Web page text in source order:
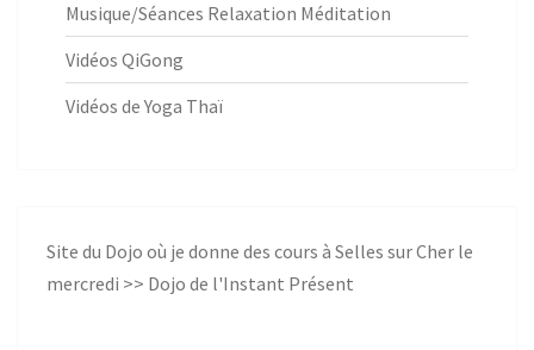
Musique/Séances Relaxation Méditation
Vidéos QiGong
Vidéos de Yoga Thaï
Site du Dojo où je donne des cours à Selles sur Cher le
mercredi >> Dojo de l'Instant Présent